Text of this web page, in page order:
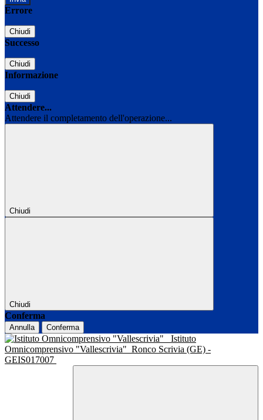
Errore
Chiudi
Successo
Chiudi
Informazione
Chiudi
Attendere...
Attendere il completamento dell'operazione...
Chiudi
Chiudi
Conferma
Annulla Conferma
Istituto
Omnicomprensivo "Vallescrivia" Ronco Scrivia (GE) -
GEIS017007